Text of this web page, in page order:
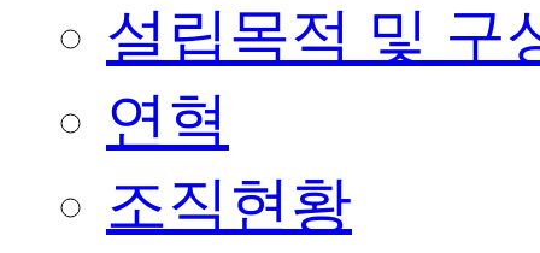
설립목적 및 구
연혁
조직현황